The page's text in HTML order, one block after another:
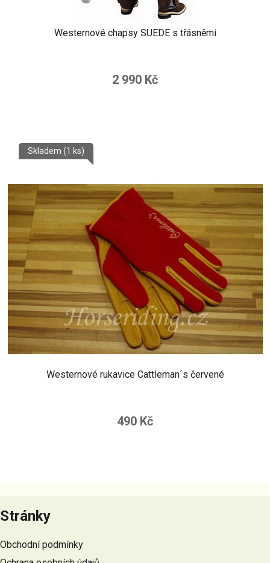
Westernové chapsy SUEDE s třásněmi
2 990 Kč
Westernové rukavice Cattleman´s červené
Skladem (1 ks)
490 Kč
á
p
a
t
Stránky
Obchodní podmínky